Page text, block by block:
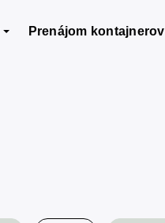
Prenájom kontajnerov